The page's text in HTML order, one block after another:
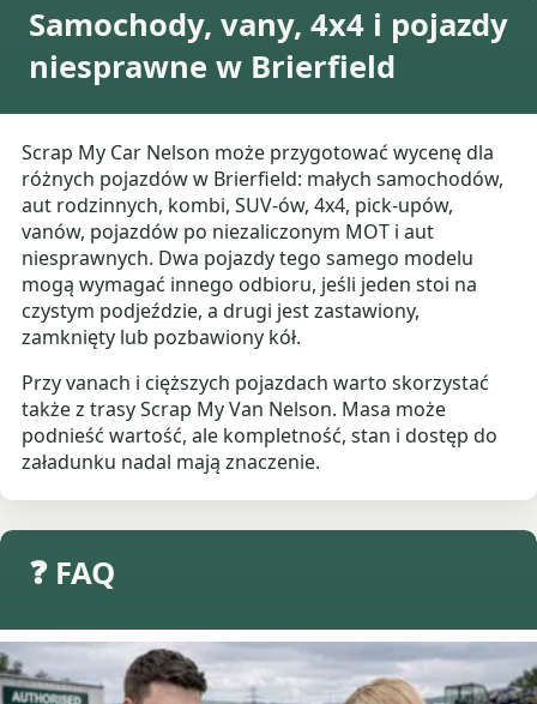
Samochody, vany, 4x4 i pojazdy
niesprawne w Brierfield
Scrap My Car Nelson może przygotować wycenę dla
różnych pojazdów w Brierfield: małych samochodów,
aut rodzinnych, kombi, SUV-ów, 4x4, pick-upów,
vanów, pojazdów po niezaliczonym MOT i aut
niesprawnych. Dwa pojazdy tego samego modelu
mogą wymagać innego odbioru, jeśli jeden stoi na
czystym podjeździe, a drugi jest zastawiony,
zamknięty lub pozbawiony kół.
Przy vanach i cięższych pojazdach warto skorzystać
także z trasy Scrap My Van Nelson. Masa może
podnieść wartość, ale kompletność, stan i dostęp do
załadunku nadal mają znaczenie.
❓ FAQ